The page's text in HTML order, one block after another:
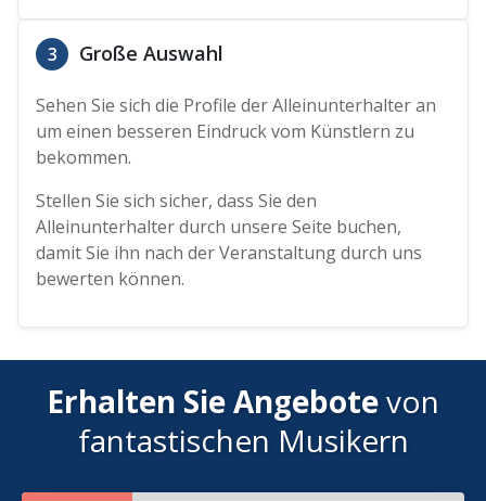
3 Große Auswahl
Sehen Sie sich die Profile der Alleinunterhalter an
um einen besseren Eindruck vom Künstlern zu
bekommen.
Stellen Sie sich sicher, dass Sie den
Alleinunterhalter durch unsere Seite buchen,
damit Sie ihn nach der Veranstaltung durch uns
bewerten können.
Erhalten Sie Angebotevon
fantastischen Musikern